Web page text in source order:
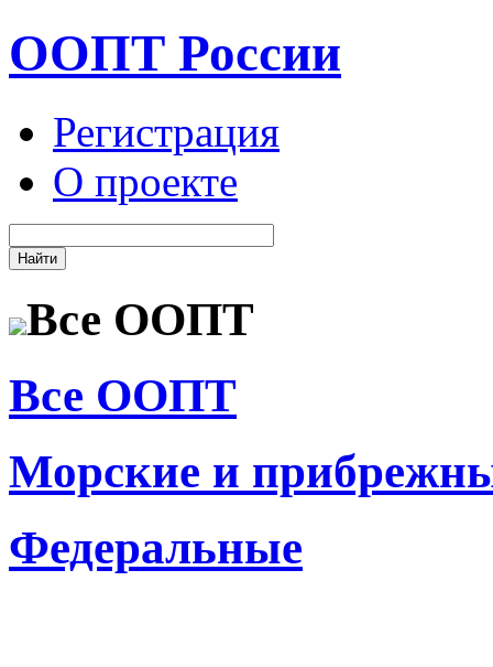
ООПТ России
Регистрация
О проекте
Все ООПТ
Все ООПТ
Морские и
Федеральные